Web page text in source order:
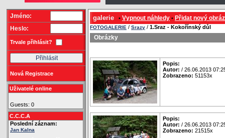
Jméno:
Heslo:
Trvale přihlásit?
Nová Registrace
Uživatelé online
Guests: 0
C.C.C.A
Poslední záznam:
Jan Kalna
galerie • Vypnout náhledy • Přidat nový
FOTOGALERIE / Srazy / 1.Sraz - Kokořínský důl
Obrázky
Popis:
Autor: / 26.06.2013
Zobrazeno: 51153x
Popis:
Autor: / 26.06.2013
Zobrazeno: 21515x